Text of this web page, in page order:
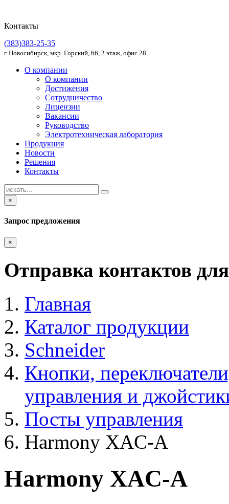
Контакты
(383)383-25-35
г. Новосибирск, мкр. Горский, 66, 2 этаж, офис 28
О компании
О компании
Достижения
Сотрудничество
Лицензии
Вакансии
Руководство
Электротехническая лаборатория
Продукция
Новости
Решения
Контакты
×
Запрос предложения
×
Отправка контактов
Главная
Каталог продукции
Schneider
Кнопки,
управления и
Посты управления
Harmony XAC-A
Harmony XAC-A